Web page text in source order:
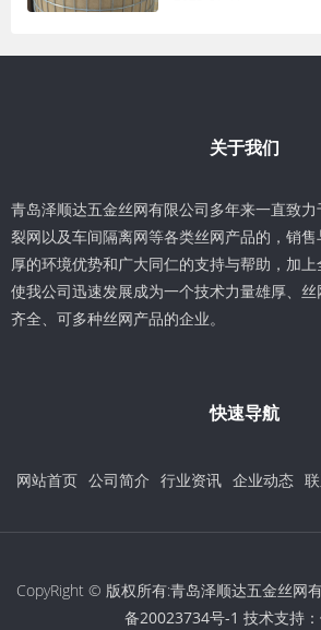
关于我们
青岛泽顺达五金丝网有限公司多年来一直致
裂网以及车间隔离网等各类丝网产品的，销
厚的环境优势和广大同仁的支持与帮助，加上
使我公司迅速发展成为一个技术力量雄厚、
齐全、可多种丝网产品的企业。
快速导航
网站首页 公司简介 行业资讯 企业动态
CopyRight © 版权所有:青岛泽顺达五金丝网
备20023734号-1 技术支持：